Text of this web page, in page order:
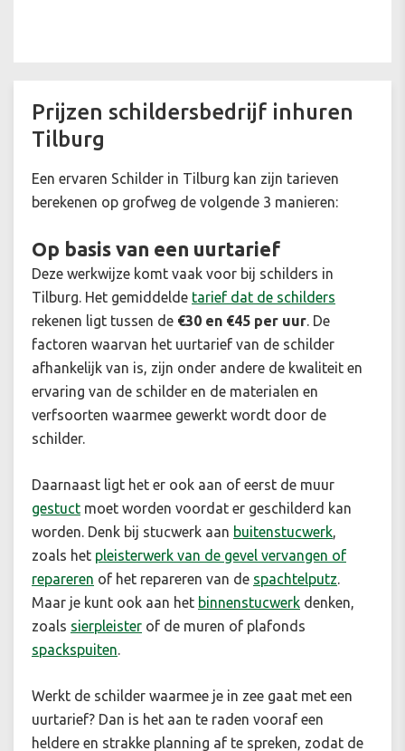
Prijzen schildersbedrijf inhuren
Tilburg
Een ervaren Schilder in Tilburg kan zijn tarieven
berekenen op grofweg de volgende 3 manieren:
Op basis van een uurtarief
Deze werkwijze komt vaak voor bij schilders in
Tilburg. Het gemiddelde tarief dat de schilders
rekenen ligt tussen de €30 en €45 per uur. De
factoren waarvan het uurtarief van de schilder
afhankelijk van is, zijn onder andere de kwaliteit en
ervaring van de schilder en de materialen en
verfsoorten waarmee gewerkt wordt door de
schilder.
Daarnaast ligt het er ook aan of eerst de muur
gestuct moet worden voordat er geschilderd kan
worden. Denk bij stucwerk aan buitenstucwerk,
zoals het pleisterwerk van de gevel vervangen of
repareren of het repareren van de spachtelputz.
Maar je kunt ook aan het binnenstucwerk denken,
zoals sierpleister of de muren of plafonds
spackspuiten.
Werkt de schilder waarmee je in zee gaat met een
uurtarief? Dan is het aan te raden vooraf een
heldere en strakke planning af te spreken, zodat de